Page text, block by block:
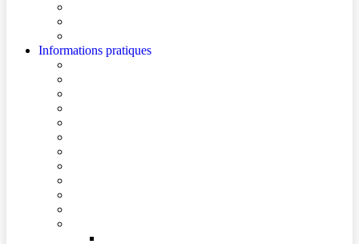
Informations pratiques